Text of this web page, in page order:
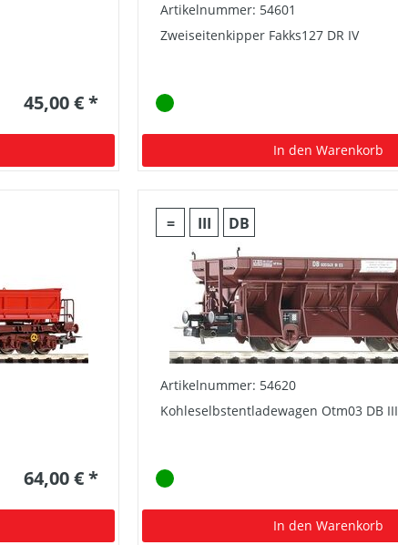
45,00 € *
Artikelnummer: 54601
Zweiseitenkipper Fakks127 DR IV
In den Warenkorb
64,00 € *
= III DB
Artikelnummer: 54620
Kohleselbstentladewagen Otm03 DB III
In den Warenkorb